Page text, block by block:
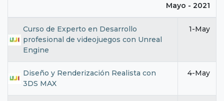
Mayo - 2021
Curso de Experto en Desarrollo
profesional de videojuegos con Unreal
Engine
1-May
Diseño y Renderización Realista con
3DS MAX
4-May